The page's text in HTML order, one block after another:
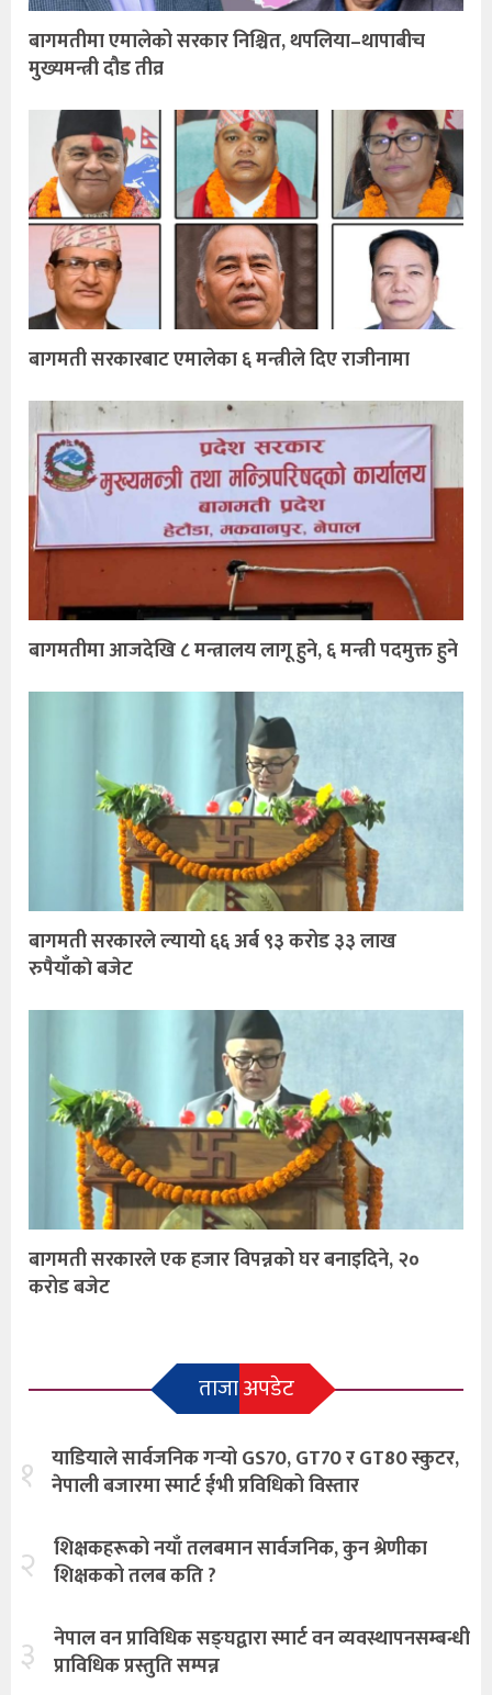
बागमतीमा एमालेको सरकार निश्चित, थपलिया–थापाबीच
मुख्यमन्त्री दौड तीव्र
बागमती सरकारबाट एमालेका ६ मन्त्रीले दिए राजीनामा
बागमतीमा आजदेखि ८ मन्त्रालय लागू हुने, ६ मन्त्री पदमुक्त हुने
बागमती सरकारले ल्यायो ६६ अर्ब ९३ करोड ३३ लाख
रुपैयाँकाे बजेट
बागमती सरकारले एक हजार विपन्नको घर बनाइदिने, २०
करोड बजेट
ताजा अपडेट
१ याडियाले सार्वजनिक गर्‍यो GS70, GT70 र GT80 स्कुटर,
नेपाली बजारमा स्मार्ट ईभी प्रविधिको विस्तार
२ शिक्षकहरूको नयाँ तलबमान सार्वजनिक, कुन श्रेणीका
शिक्षकको तलब कति ?
३ नेपाल वन प्राविधिक सङ्घद्वारा स्मार्ट वन व्यवस्थापनसम्बन्धी
प्राविधिक प्रस्तुति सम्पन्न